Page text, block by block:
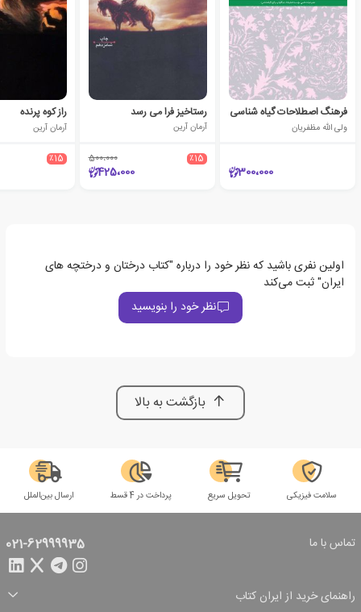
فرهنگ اصطلاحات گیاه شناسی
ولی الله مظفریان
300،000
رستاخیز فرا می رسد
آرمان آرین
٪15 500،000
425،000
راز کوه پرنده
آرمان آرین
٪15
اولین نفری باشید که نظر خود را درباره "کتاب درختان و درختچه های
ایران" ثبت می‌کند
نظر خود را بنویسید
بازگشت به بالا
سلامت فیزیکی تحویل سریع پرداخت در 4 قسط ارسال بین‌الملل
تماس با ما 021-62999935
راهنمای خرید از ایران کتاب